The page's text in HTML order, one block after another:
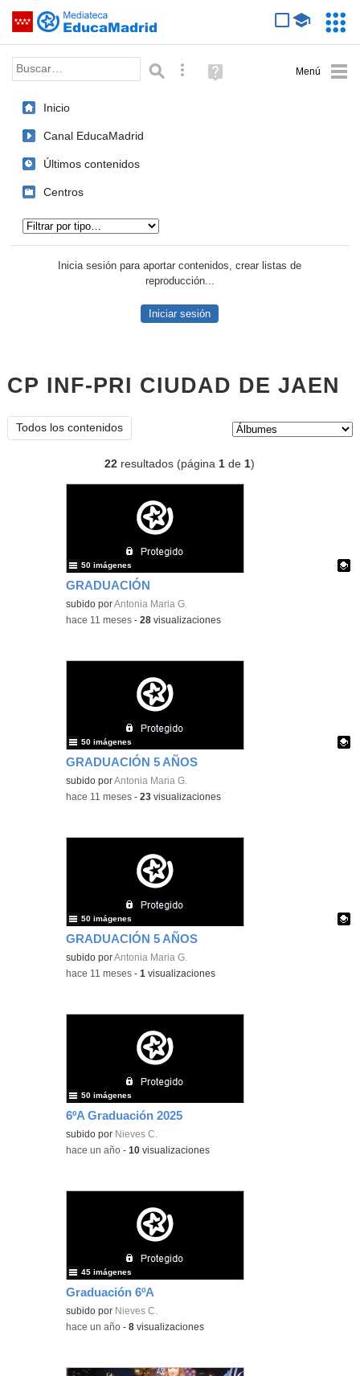
Saltar navegación
Palabra o frase: Búsqueda avanzada
Ayuda
(en
Inicio
Canal EducaMadrid
Últimos contenidos
Centros
Inicia sesión para aportar contenidos, crear listas de
reproducción...
Iniciar sesión
CP INF-PRI CIUDAD DE JAEN
Todos los contenidos
22 resultados (página1 de1)
GRADUACIÓN
Contenido educativo.
subido porAntonia Maria G.
50 imágenes
-hace 11 meses -28 visualizaciones
GRADUACIÓN 5 AÑOS
Contenido educativo.
subido porAntonia Maria G.
50 imágenes
-hace 11 meses -23 visualizaciones
GRADUACIÓN 5 AÑOS
Contenido educativo.
subido porAntonia Maria G.
50 imágenes
-hace 11 meses -1 visualizaciones
6ºA Graduación 2025
subido por Nieves C.
50 imágenes
-hace un año -10 visualizaciones
Graduación 6ºA
subido por Nieves C.
45 imágenes
-hace un año -8 visualizaciones